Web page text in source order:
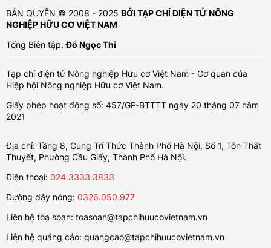
BẢN QUYỀN © 2008 - 2025 BỞI TẠP CHÍ ĐIỆN TỬ NÔNG
NGHIỆP HỮU CƠ VIỆT NAM
Tổng Biên tập:Đỗ Ngọc Thi
Tạp chí điện tử Nông nghiệp Hữu cơ Việt Nam - Cơ quan của
Hiệp hội Nông nghiệp Hữu cơ Việt Nam.
Giấy phép hoạt động số: 457/GP-BTTTT ngày 20 tháng 07 năm
2021
Địa chỉ: Tầng 8, Cung Trí Thức Thành Phố Hà Nội, Số 1, Tôn Thất
Thuyết, Phường Cầu Giấy, Thành Phố Hà Nội.
Điện thoại: 024.3333.3833
Đường dây nóng: 0326.050.977
Liên hệ tòa soạn: toasoan@tapchihuucovietnam.vn
Liên hệ quảng cáo: quangcao@tapchihuucovietnam.vn